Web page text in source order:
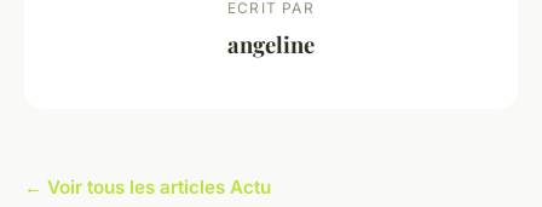
ECRIT PAR
angeline
← Voir tous les articles Actu